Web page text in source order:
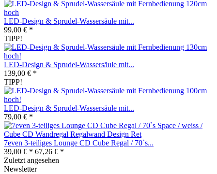
LED-Design & Sprudel-Wassersäule mit...
99,00 € *
TIPP!
LED-Design & Sprudel-Wassersäule mit...
139,00 € *
TIPP!
LED-Design & Sprudel-Wassersäule mit...
79,00 € *
7even 3-teiliges Lounge CD Cube Regal / 70`s...
39,00 € * 67,26 € *
Zuletzt angesehen
Newsletter